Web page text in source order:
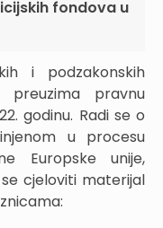
fondova u
i podzakonskih
pravnu
godinu. Radi se o
u procesu
Europske unije,
cjeloviti materijal